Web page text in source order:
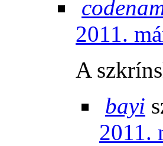
2011.
A
bayi
2011.